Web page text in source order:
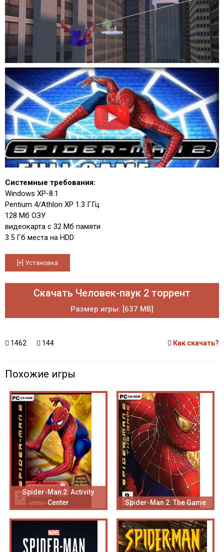
Системные требования:
Windows XP-8.1
Pentium 4/Athlon XP 1.3 ГГц
128 Мб ОЗУ
видеокарта с 32 Мб памяти
3.5 Гб места на HDD
Скачать Человек-паук 2 торрент
Размер игры: [637 MB]
1462 144 Как скачать?
Похожие игры
Spider-Man 2: Activity
Center
Spider-Man 2: The Game